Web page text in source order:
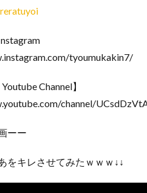
tyoumukakin7/
Channel】
channel/
ーー
をキレさせてみたｗｗｗ↓↓